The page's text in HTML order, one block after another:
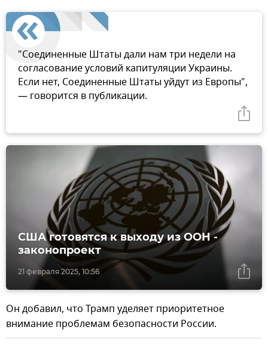
"Соединенные Штаты дали нам три недели на
согласование условий капитуляции Украины.
Если нет, Соединенные Штаты уйдут из Европы",
— говорится в публикации.
21 февраля 2025, 10:56
США готовятся к выходу из ООН -
законопроект
Он добавил, что Трамп уделяет приоритетное
внимание проблемам безопасности России.